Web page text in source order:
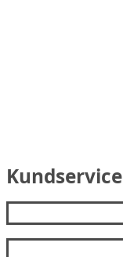
Kundservice